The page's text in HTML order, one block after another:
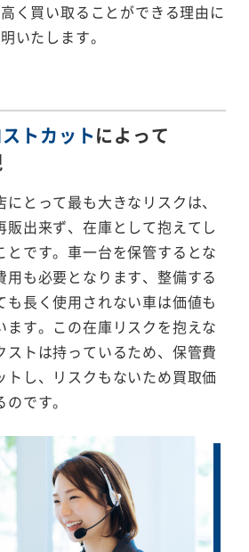
く買い取ることができる理由に
いたします。
トカットによって
とって最も大きなリスクは、
販出来ず、在庫として抱えてし
とです。車一台を保管するとな
用も必要となります、整備する
も長く使用されない車は価値も
ます。この在庫リスクを抱えな
ストは持っているため、保管費
トし、リスクもないため買取価
です。